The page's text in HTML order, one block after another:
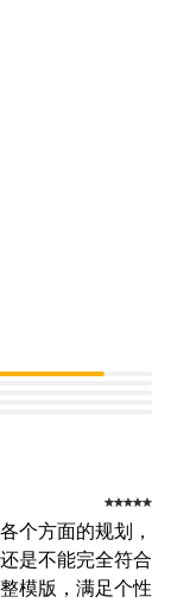
个方面的规划，
是不能完全符合
模版，满足个性